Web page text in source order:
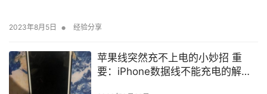
2023年8月5日 • 经验分享
苹果线突然充不上电的小妙招 重
要：iPhone数据线不能充电的解决